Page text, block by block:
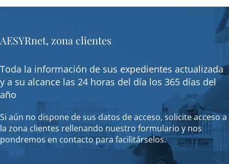
AESYRnet, zona clientes
Toda la información de sus expedientes actualizada
y a su alcance las 24 horas del día los 365 días del
año
Si aún no dispone de sus datos de acceso, solicite acceso a
la zona clientes rellenando nuestro formulario y nos
pondremos en contacto para facilitárselos.